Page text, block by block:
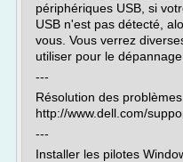
périphériques USB, si
USB n'est pas détecté,
vous. Vous verrez
utiliser pour le dépannage.
---
Résolution des
http://www.dell.com/
---
Installer les pilotes